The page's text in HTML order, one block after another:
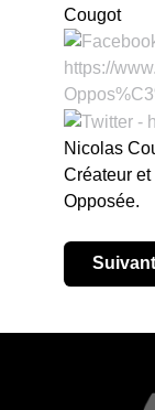
Nicolas
Créateur
Opposée.
Article
Suivant